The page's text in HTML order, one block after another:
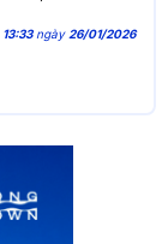
13:33ngày 26/01/2026